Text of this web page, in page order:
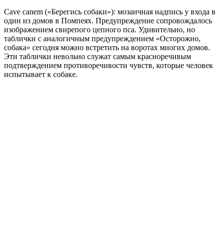
Cave canem («Берегись собаки»): мозаичная надпись у входа в
один из домов в Помпеях. Предупреждение сопровождалось
изображением свирепого цепного пса. Удивительно, но
таблички с аналогичным предупреждением «Осторожно,
собака» сегодня можно встретить на воротах многих домов.
Эти таблички невольно служат самым красноречивым
подтверждением противоречивости чувств, которые человек
испытывает к собаке.